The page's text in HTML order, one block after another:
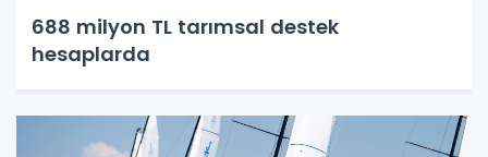
688 milyon TL tarımsal destek
hesaplarda